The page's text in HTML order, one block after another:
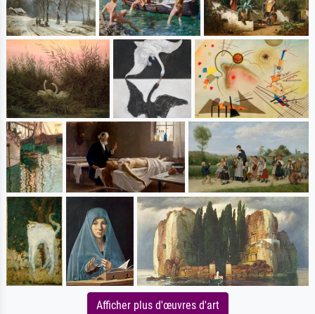
Afficher plus d'œuvres d'art